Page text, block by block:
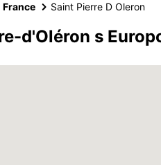
France Saint Pierre D Oleron
d'Oléron s